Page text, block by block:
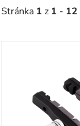
Stránka 1 z 1 - 12